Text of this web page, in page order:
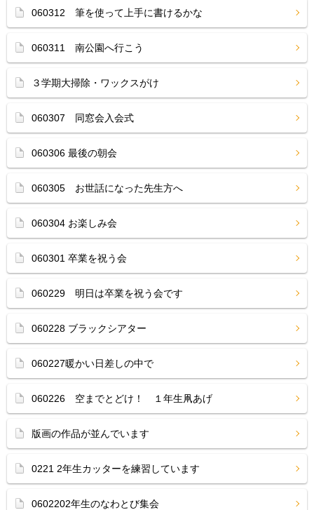
060312 筆を使って上手に書けるかな
060311 南公園へ行こう
３学期大掃除・ワックスがけ
060307 同窓会入会式
060306 最後の朝会
060305 お世話になった先生方へ
060304 お楽しみ会
060301 卒業を祝う会
060229 明日は卒業を祝う会です
060228 ブラックシアター
060227暖かい日差しの中で
060226 空までとどけ！ １年生凧あげ
版画の作品が並んでいます
0221 2年生カッターを練習しています
0602202年生のなわとび集会